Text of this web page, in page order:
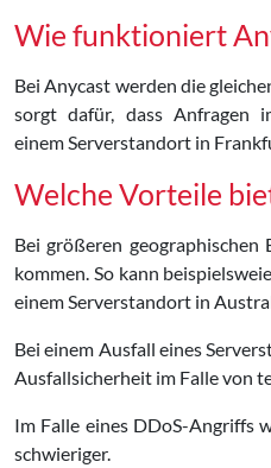
Wie funktioniert
Bei Anycast werden die
sorgt dafür, dass Anfragen
einem Serverstandort in
Welche Vorteile
Bei größeren
kommen. So kann
einem Serverstandort in
Bei einem Ausfall eines
Ausfallsicherheit im Falle von
Im Falle eines DDoS-Angriffs
schwieriger.